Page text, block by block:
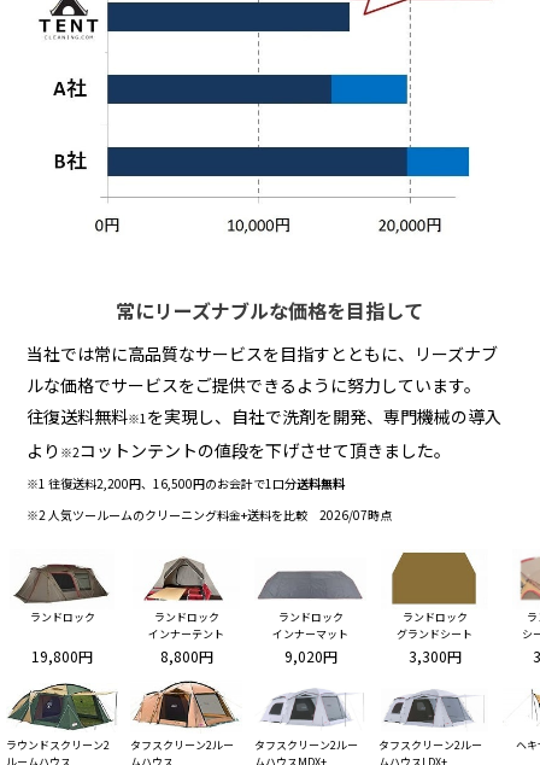
常にリーズナブルな価格を目指して
当社では常に高品質なサービスを目指すとともに、リーズナブ
ルな価格でサービスをご提供できるように努力しています。
往復送料無料※1を実現し、自社で洗剤を開発、専門機械の導入
より ※2コットンテントの値段を下げさせて頂きました。
※1 往復送料2,200円、16,500円のお会計で1口分送料無料
※2 人気ツールームのクリーニング料金+送料を比較 2026/07時点
ランドロック
19,800円
ランドロック
インナーテント
8,800円
ランドロック
インナーマット
9,020円
ランドロック
グランドシート
3,300円
シ
ラウンドスクリーン2
タフスクリーン2ルー
タフスクリーン2ルー
タフスクリーン2ルー
ヘキ